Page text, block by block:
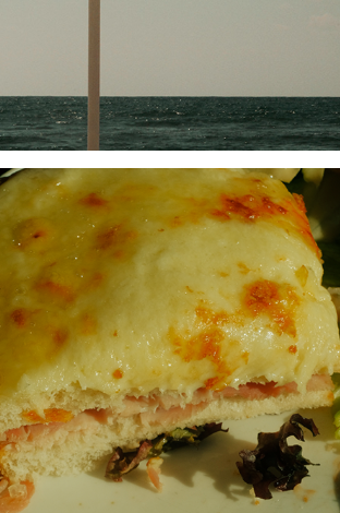
PARISIAN SNACK